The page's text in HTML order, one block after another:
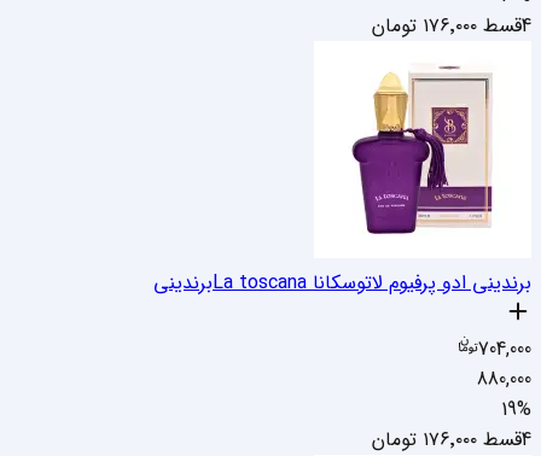
4قسط
۱۷۶٬۰۰۰ تومان
برندینی ادو پرفیوم لاتوسکانا La toscana برندینی
704,000
880,000
19%
4قسط
۱۷۶٬۰۰۰ تومان